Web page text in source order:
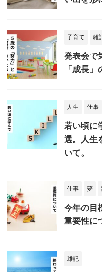
子育て 雑
発表会で
「成長
人生 仕事
若い頃に
選。人生
いて。
仕事 夢
今年の目
重要性に
雑記